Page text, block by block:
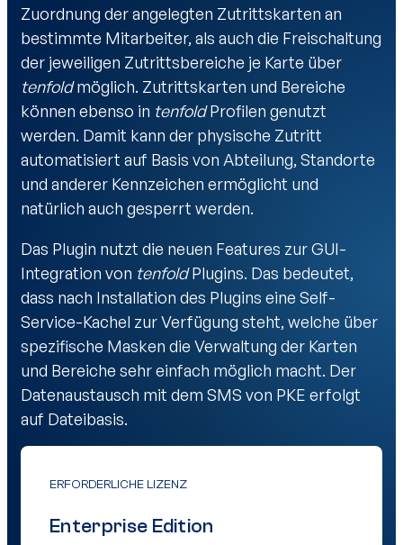
Zuordnung der angelegten Zutrittskarten an
bestimmte Mitarbeiter, als auch die Freischaltung
der jeweiligen Zutrittsbereiche je Karte über
tenfoldmöglich. Zutrittskarten und Bereiche
können ebenso in tenfoldProfilen genutzt
werden. Damit kann der physische Zutritt
automatisiert auf Basis von Abteilung, Standorte
und anderer Kennzeichen ermöglicht und
natürlich auch gesperrt werden.
Das Plugin nutzt die neuen Features zur GUI-
Integration von tenfoldPlugins. Das bedeutet,
dass nach Installation des Plugins eine Self-
Service-Kachel zur Verfügung steht, welche über
spezifische Masken die Verwaltung der Karten
und Bereiche sehr einfach möglich macht. Der
Datenaustausch mit dem SMS von PKE erfolgt
auf Dateibasis.
ERFORDERLICHE LIZENZ
Enterprise Edition